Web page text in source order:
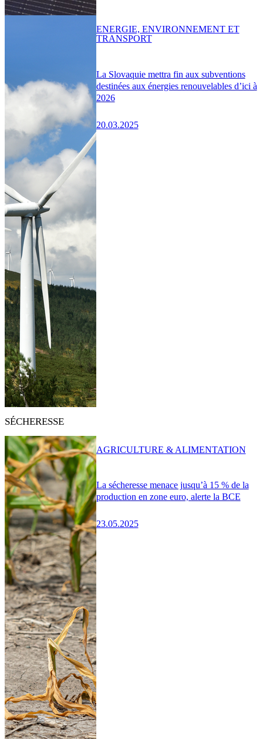
La Slovaquie mettra fin aux subventions
destinées aux énergies renouvelables d’ici à
2026
20.03.2025
ENERGIE, ENVIRONNEMENT ET
TRANSPORT
SÉCHERESSE
La sécheresse menace jusqu’à 15 % de la
production en zone euro, alerte la BCE
23.05.2025
AGRICULTURE & ALIMENTATION